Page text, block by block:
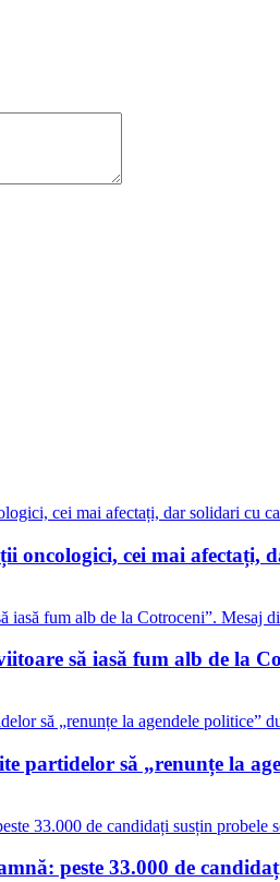
oncologici, cei mai afectați,
să iasă fum alb de la
partidelor să „renunțe la
peste 33.000 de